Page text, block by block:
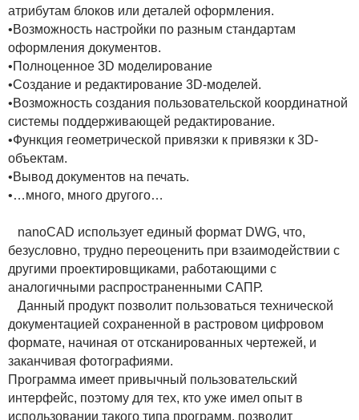
атрибутам блоков или деталей оформления.
•Возможность настройки по разным стандартам
оформления документов.
•Полноценное 3D моделирование
•Создание и редактирование 3D-моделей.
•Возможность создания пользовательской координатной
системы поддерживающей редактирование.
•Функция геометрической привязки к привязки к 3D-
объектам.
•Вывод документов на печать.
•…много, много другого…
nanoCAD использует единый формат DWG, что,
безусловно, трудно переоценить при взаимодействии с
другими проектировщиками, работающими с
аналогичными распространенными САПР.
Данный продукт позволит пользоваться технической
документацией сохраненной в растровом цифровом
формате, начиная от отсканированных чертежей, и
заканчивая фотографиями.
Программа имеет привычный пользовательский
интерфейс, поэтому для тех, кто уже имел опыт в
использовании такого типа программ, позволит